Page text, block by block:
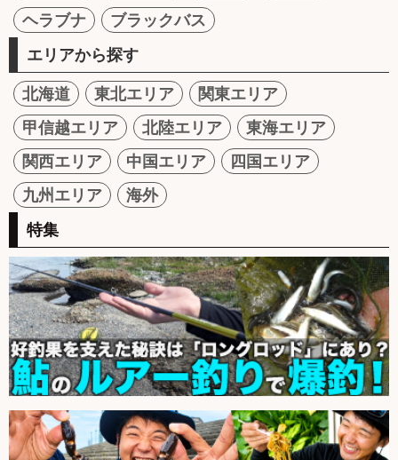
ヘラブナ
ブラックバス
エリアから探す
北海道 東北エリア
関東エリア
甲信越エリア
北陸エリア
東海エリア
関西エリア
中国エリア
四国エリア
九州エリア
海外
特集